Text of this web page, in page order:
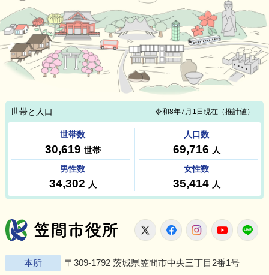
笠間市役所
X FacebookInstagram
本所 〒309-1792 茨城県笠間市中央三丁目2番1号